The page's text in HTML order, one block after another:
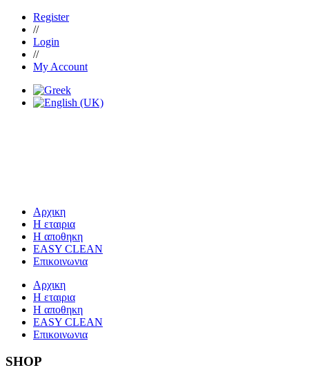
Register
//
Login
//
My Account
Αρχικη
Η εταιρια
Η αποθηκη
EASY CLEAN
Επικοινωνια
Αρχικη
Η εταιρια
Η αποθηκη
EASY CLEAN
Επικοινωνια
SHOP